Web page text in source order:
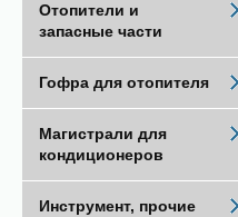
Отопители и
запасные части
Гофра для отопителя
Магистрали для
кондиционеров
Инструмент, прочие